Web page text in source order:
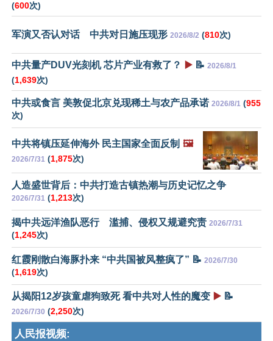
(600次)
军演又否认对话 中共对日施压现形 2026/8/2 (810次)
中共量产DUV光刻机 芯片产业有救了？ ▶️ 📝 2026/8/1
(1,639次)
中共或食言 美敦促北京兑现稀土与农产品承诺 2026/8/1 (955
次)
中共将镇压延伸海外 民主国家全面反制 🖼️
2026/7/31 (1,875次)
人造盛世背后：中共打造古镇热潮与历史记忆之争
2026/7/31 (1,213次)
揭中共远洋渔队恶行 滥捕、侵权又规避究责 2026/7/31
(1,245次)
红霞刚散白海豚扑来 “中共国被风整疯了” 📝 2026/7/30
(1,619次)
从揭阳12岁孩童虐狗致死 看中共对人性的魔变 ▶️ 📝
2026/7/30 (2,250次)
人民报视频: